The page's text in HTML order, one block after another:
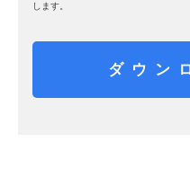
します。
ダウン